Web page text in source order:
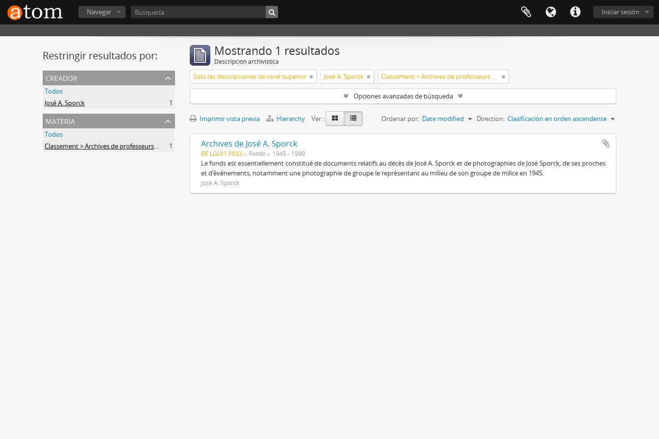
Iniciar sesión
Navegar
Restringir resultados por:
creador
Todos
José A. Sporck
1
materia
Todos
Classement > Archives de professeurs et chercheurs
1
Mostrando 1 resultados
Descripción archivística
Sólo las descripciones de nivel superior José A. Sporck Classement > Archives de professeurs et chercheurs
Opciones avanzadas de búsqueda
Imprimir vista previa Hierarchy Ver : Ordenar por: Date modified Direction: Clasificación en orden ascendente
Archives de José A. Sporck
BE LGL01 P033 Fondo 1945 - 1990
Le fonds est essentiellement constitué de documents relatifs au décès de José A. Sporck et de photographies de José Sporck, de ses proches
et d’événements, notamment une photographie de groupe le représentant au milieu de son groupe de milice en 1945.
José A. Sporck